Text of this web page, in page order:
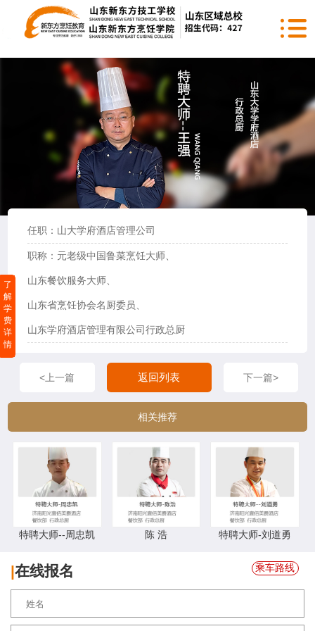
任职：山大学府酒店管理公司
职称：元老级中国鲁菜烹饪大师、
山东餐饮服务大师、
山东省烹饪协会名厨委员、
山东学府酒店管理有限公司行政总厨
<上一篇 返回列表 下一篇>
相关推荐
特聘大师--周忠凯 陈 浩 特聘大师-刘道勇
|在线报名 乘车路线
了
解
学
费
详
情